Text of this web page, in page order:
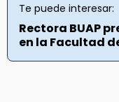
Te puede interesar:
Rectora BUAP
en la Facultad